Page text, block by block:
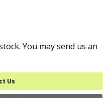
You may send us an
Us